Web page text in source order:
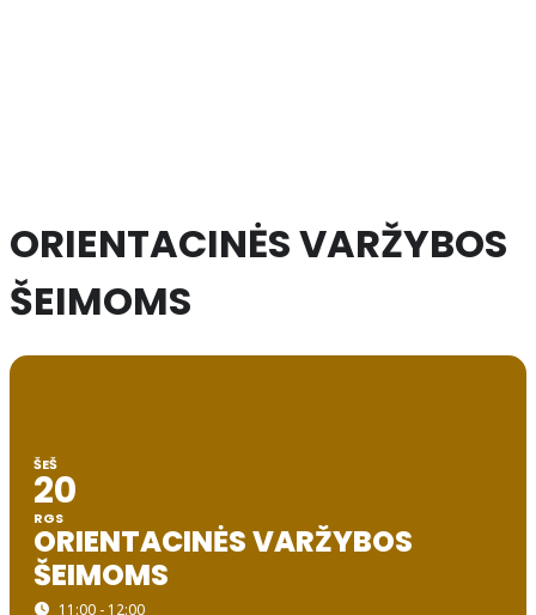
ORIENTACINĖS VARŽYBOS
ŠEIMOMS
ŠEŠ
20
RGS
ORIENTACINĖS VARŽYBOS
ŠEIMOMS
11:00 - 12:00